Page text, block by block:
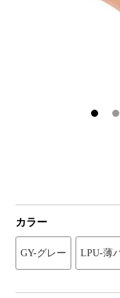
カラー
GY-グレー LPU-薄